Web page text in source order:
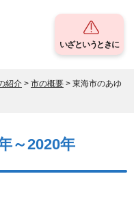
いざというときに
紹介 > 市の概要 > 東海市のあゆ
～2020年